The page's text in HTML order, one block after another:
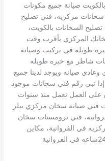
صيانة جميع مكونات
مركزيه، فني تصليح
السخانات بالكويت،
المركزي بأقرب وقت
طويله في تركيب وصيانة
شاطر مع خبره طويله
صيانه ويوجد لدينا جميع
تبي رقم فني سخانات موجود
على العمل نعمل منذ سنوات
فني صيانة سخان مركزي بيلر
فني ترومستات سخان
في الفروانية، مكاين